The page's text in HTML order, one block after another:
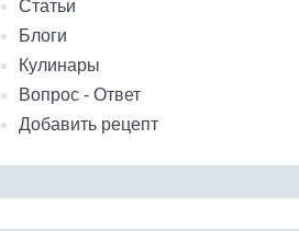
Статьи
Блоги
Кулинары
Вопрос - Ответ
Добавить рецепт